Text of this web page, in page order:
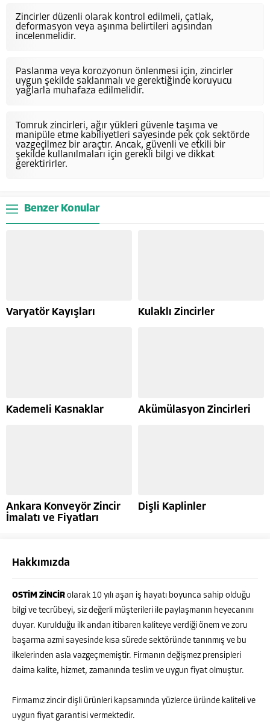
Zincirler düzenli olarak kontrol edilmeli, çatlak,
deformasyon veya aşınma belirtileri açısından
incelenmelidir.
Paslanma veya korozyonun önlenmesi için, zincirler
uygun şekilde saklanmalı ve gerektiğinde koruyucu
yağlarla muhafaza edilmelidir.
Tomruk zincirleri, ağır yükleri güvenle taşıma ve
manipüle etme kabiliyetleri sayesinde pek çok sektörde
vazgeçilmez bir araçtır. Ancak, güvenli ve etkili bir
şekilde kullanılmaları için gerekli bilgi ve dikkat
gerektirirler.
Benzer Konular
Varyatör Kayışları Kulaklı Zincirler
Kademeli Kasnaklar Akümülasyon Zincirleri
Ankara Konveyör Zincir
İmalatı ve Fiyatları
Dişli Kaplinler
Hakkımızda
OSTİM ZİNCİR olarak 10 yılı aşan iş hayatı boyunca sahip olduğu
bilgi ve tecrübeyi, siz değerli müşterileri ile paylaşmanın heyecanını
duyar. Kurulduğu ilk andan itibaren kaliteye verdiği önem ve zoru
başarma azmi sayesinde kısa sürede sektöründe tanınmış ve bu
ilkelerinden asla vazgeçmemiştir. Firmanın değişmez prensipleri
daima kalite, hizmet, zamanında teslim ve uygun fiyat olmuştur.
Firmamız zincir dişli ürünleri kapsamında yüzlerce üründe kaliteli ve
uygun fiyat garantisi vermektedir.